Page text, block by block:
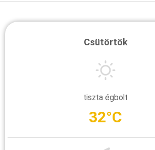
Csütörtök
tiszta égbolt
32°C